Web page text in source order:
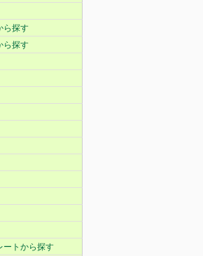
ら探す
ら探す
ートから探す